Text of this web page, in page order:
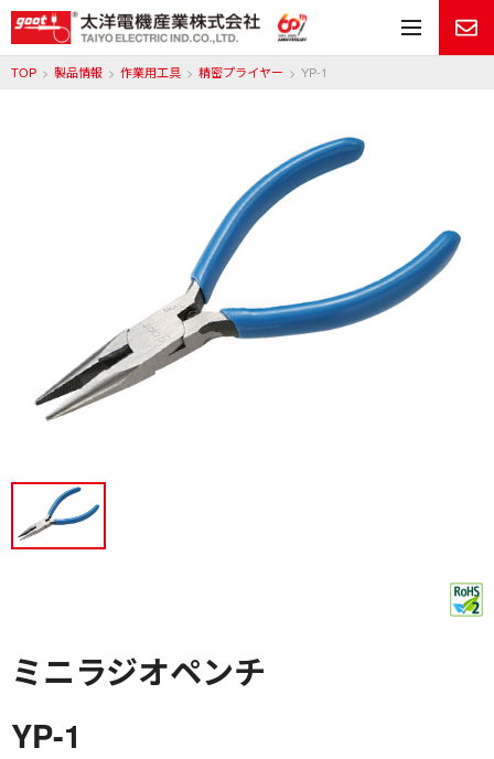
メ
TOP 製品情報 作業用工具 精密プライヤー YP-1
ミニラジオペンチ
YP-1